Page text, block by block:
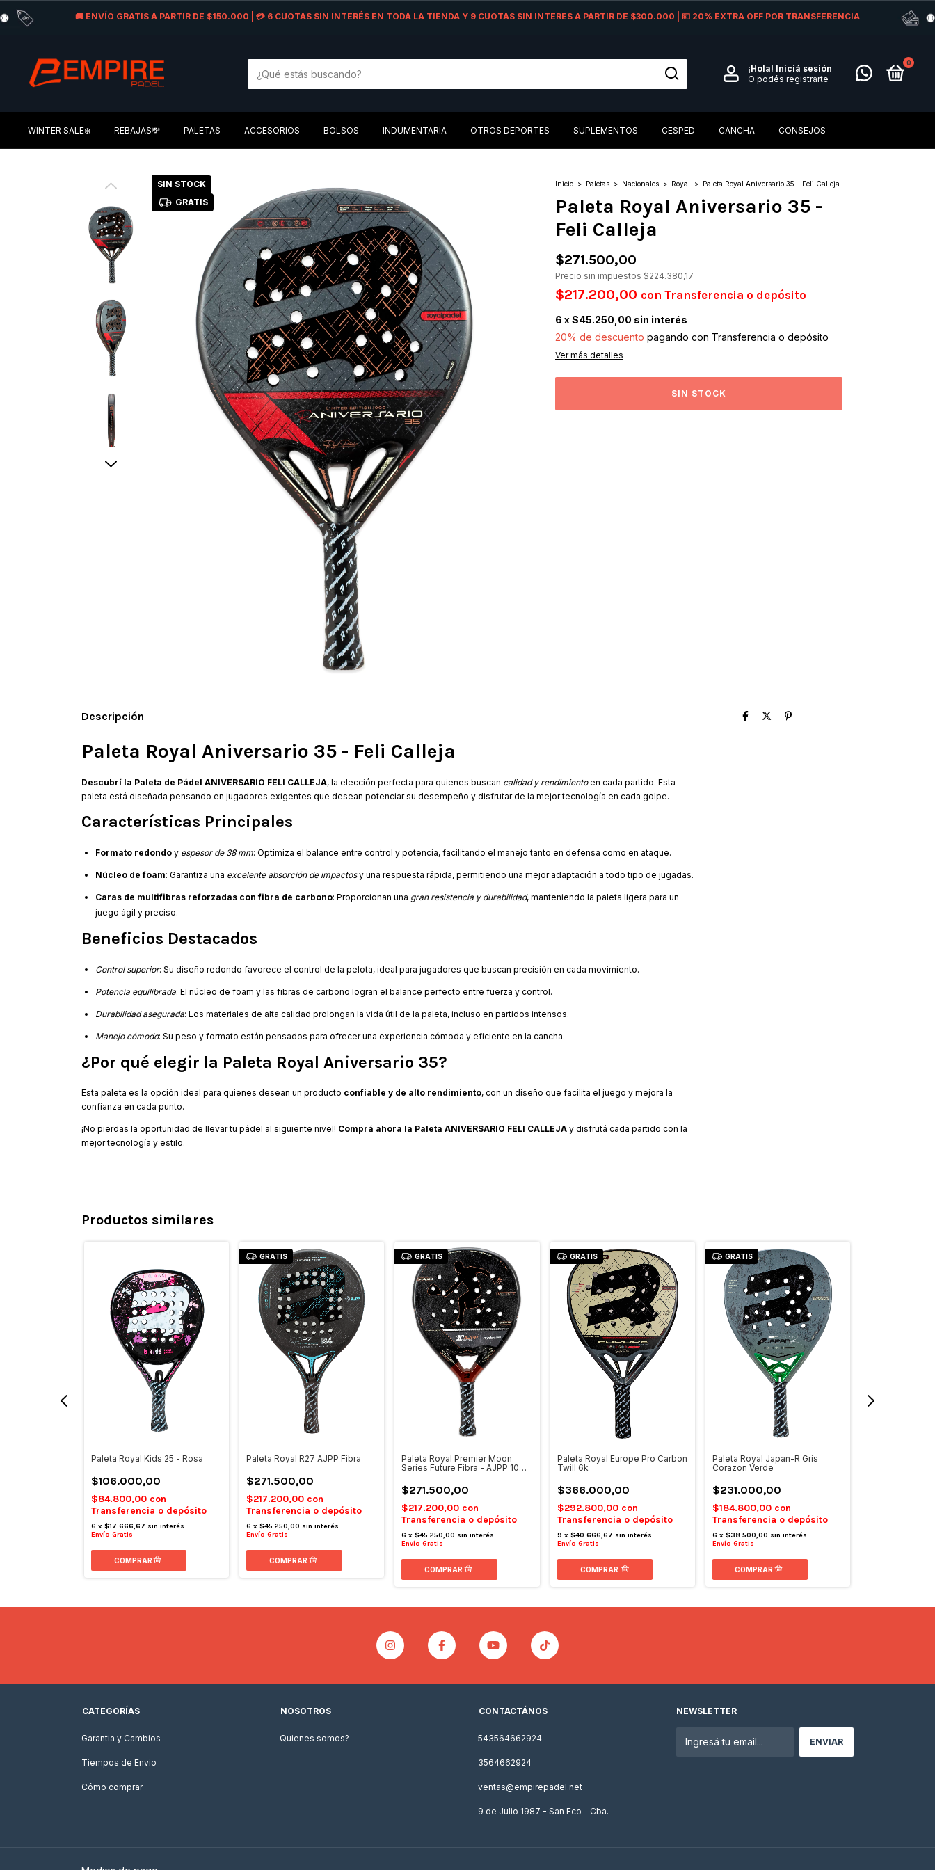
🚚 ENVÍO GRATIS A PARTIR DE $150.000 | 💳 6 CUOTAS SIN INTERÉS EN TODA LA TIENDA Y 9 CUOTAS SIN INTERES A PARTIR DE $300.000 | 💵 20% EXTRA OFF POR TRANSFERENCIA
¡Hola! Iniciá sesión
O podés registrarte
0
WINTER SALE❄️ REBAJAS💸 PALETAS ACCESORIOS BOLSOS INDUMENTARIA OTROS DEPORTES SUPLEMENTOS CESPED CANCHA CONSEJOS
SIN STOCK
GRATIS
Inicio > Paletas > Nacionales > Royal > Paleta Royal Aniversario 35 - Feli Calleja
Paleta Royal Aniversario 35 -
Feli Calleja
$271.500,00
Precio sin impuestos $224.380,17
$217.200,00 con Transferencia o depósito
6 x$45.250,00 sin interés
20% de descuento pagando con Transferencia o depósito
Ver más detalles
Descripción
Paleta Royal Aniversario 35 - Feli Calleja
Descubrí la Paleta de Pádel ANIVERSARIO FELI CALLEJA, la elección perfecta para quienes buscan calidad y rendimientoen cada partido. Esta
paleta está diseñada pensando en jugadores exigentes que desean potenciar su desempeño y disfrutar de la mejor tecnología en cada golpe.
Características Principales
Formato redondo y espesor de 38 mm: Optimiza el balance entre control y potencia, facilitando el manejo tanto en defensa como en ataque.
Núcleo de foam: Garantiza una excelente absorción de impactosy una respuesta rápida, permitiendo una mejor adaptación a todo tipo de jugadas.
Caras de multifibras reforzadas con fibra de carbono: Proporcionan una gran resistencia y durabilidad, manteniendo la paleta ligera para un
juego ágil y preciso.
Beneficios Destacados
Control superior: Su diseño redondo favorece el control de la pelota, ideal para jugadores que buscan precisión en cada movimiento.
Potencia equilibrada: El núcleo de foam y las fibras de carbono logran el balance perfecto entre fuerza y control.
Durabilidad asegurada: Los materiales de alta calidad prolongan la vida útil de la paleta, incluso en partidos intensos.
Manejo cómodo: Su peso y formato están pensados para ofrecer una experiencia cómoda y eficiente en la cancha.
¿Por qué elegir la Paleta Royal Aniversario 35?
Esta paleta es la opción ideal para quienes desean un producto confiable y de alto rendimiento, con un diseño que facilita el juego y mejora la
confianza en cada punto.
¡No pierdas la oportunidad de llevar tu pádel al siguiente nivel! Comprá ahora la Paleta ANIVERSARIO FELI CALLEJA y disfrutá cada partido con la
mejor tecnología y estilo.
Productos similares
Paleta Royal Kids 25 - Rosa
$106.000,00
$84.800,00 con
Transferencia o depósito
6 x $17.666,67 sin interés
Envío Gratis
GRATIS
Paleta Royal R27 AJPP Fibra
$271.500,00
$217.200,00 con
Transferencia o depósito
6 x$45.250,00 sin interés
Envío Gratis
GRATIS
Paleta Royal Premier Moon
Series Future Fibra - AJPP 10
$271.500,00
$217.200,00 con
Transferencia o depósito
6 x$45.250,00 sin interés
Envío Gratis
GRATIS
Paleta Royal Europe Pro Carbon
Twill 6k
$366.000,00
$292.800,00 con
Transferencia o depósito
9 x $40.666,67 sin interés
Envío Gratis
COMPRAR
GRATIS
Paleta Royal Japan-R Gris
Corazon Verde
$231.000,00
$184.800,00 con
Transferencia o depósito
6 x $38.500,00 sin interés
Envío Gratis
CATEGORÍAS
Garantia y Cambios
Tiempos de Envio
Cómo comprar
NOSOTROS
Quienes somos?
CONTACTÁNOS
543564662924
3564662924
ventas@empirepadel.net
9 de Julio 1987 - San Fco - Cba.
NEWSLETTER